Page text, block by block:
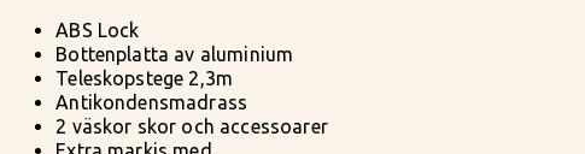
ABS Lock
Bottenplatta av aluminium
Teleskopstege 2,3m
Antikondensmadrass
2 väskor skor och accessoarer